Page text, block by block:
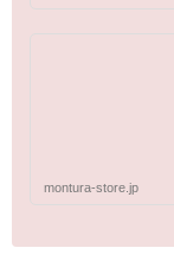
montura-store.jp